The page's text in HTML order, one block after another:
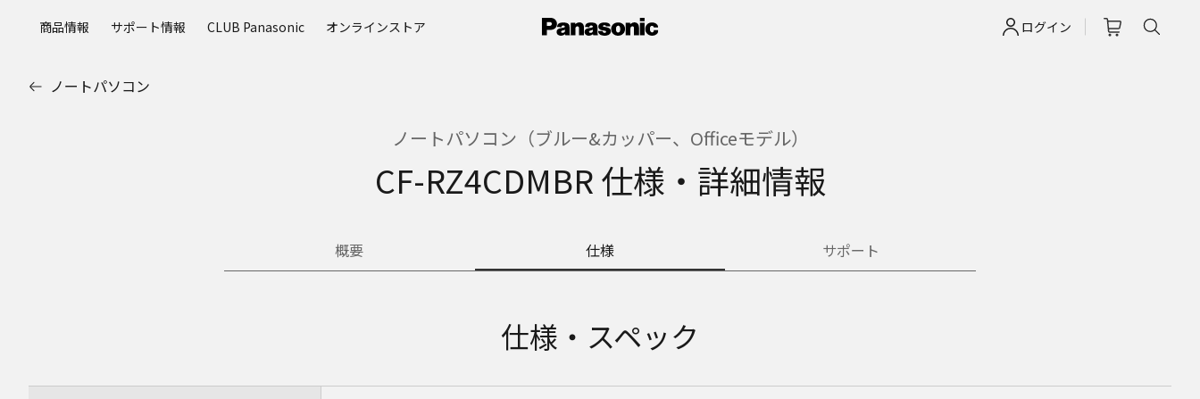
ログイン
商品情報 サポート情報 CLUB Panasonic オンラインストア
ノートパソコン
ノートパソコン（ブルー&カッパー、Officeモデル）
CF-RZ4CDMBR 仕様・詳細情報
概要 仕様 サポート
仕様・スペック